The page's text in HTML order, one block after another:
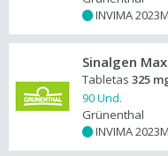
INVIMA
Sinalgen Max
Tabletas 325
90 Und.
Grünenthal
INVIMA